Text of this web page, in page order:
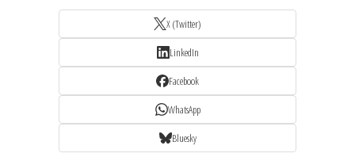
X (Twitter)
LinkedIn
Facebook
WhatsApp
Bluesky